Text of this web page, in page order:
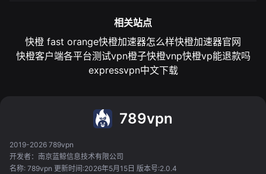
相关站点
快橙 fast orange快橙加速器怎么样快橙加速器官网
快橙客户端各平台测试vpn橙子快橙vnp快橙vp能退款吗
expressvpn中文下载
789vpn
2019-2026 789vpn
开发者：南京蓝鲸信息技术有限公司
名称: 789vpn 更新时间:2026年5月15日 版本号:2.0.4